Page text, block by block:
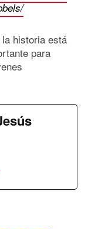
historia está
para